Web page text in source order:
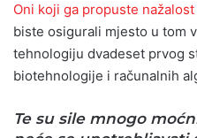
Oni koji ga propuste
biste osigurali mjesto u tom
tehnologiju dvadeset prvog
biotehnologije i računalnih
Te su sile mnogo